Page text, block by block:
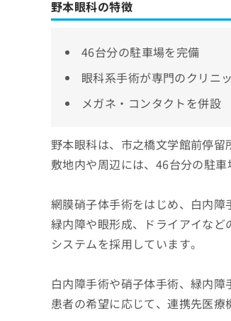
野本眼科の特徴
46台分の駐車場を完備
眼科系手術が専門のクリニ
メガネ・コンタクトを併設
野本眼科は、市之橋文学館前停留
敷地内や周辺には、46台分の駐車
網膜硝子体手術をはじめ、白内障
緑内障や眼形成、ドライアイな
システムを採用しています。
白内障手術や硝子体手術、緑内障
患者の希望に応じて、連携先医療